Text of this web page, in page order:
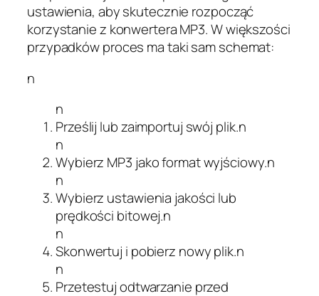
ustawienia, aby skutecznie rozpocząć
korzystanie z konwertera MP3. W większości
przypadków proces ma taki sam schemat:
n
n
Prześlij lub zaimportuj swój plik.n
n
Wybierz MP3 jako format wyjściowy.n
n
Wybierz ustawienia jakości lub
prędkości bitowej.n
n
Skonwertuj i pobierz nowy plik.n
n
Przetestuj odtwarzanie przed